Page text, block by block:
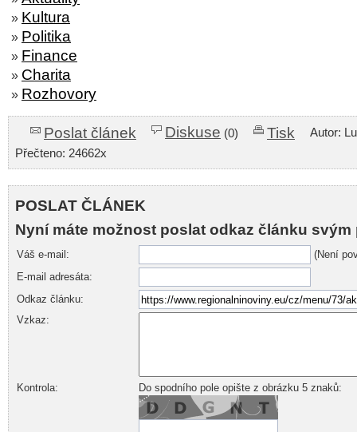
» Kultura
» Politika
» Finance
» Charita
» Rozhovory
Poslat článek Diskuse (0) Tisk
Autor:
Přečteno: 24662x
POSLAT ČLÁNEK
Nyní máte možnost poslat odkaz článku svým
Váš e-mail:
(Není
E-mail adresáta:
Odkaz článku:
Vzkaz:
Kontrola: Do spodního pole opište z obrázku 5 znaků: